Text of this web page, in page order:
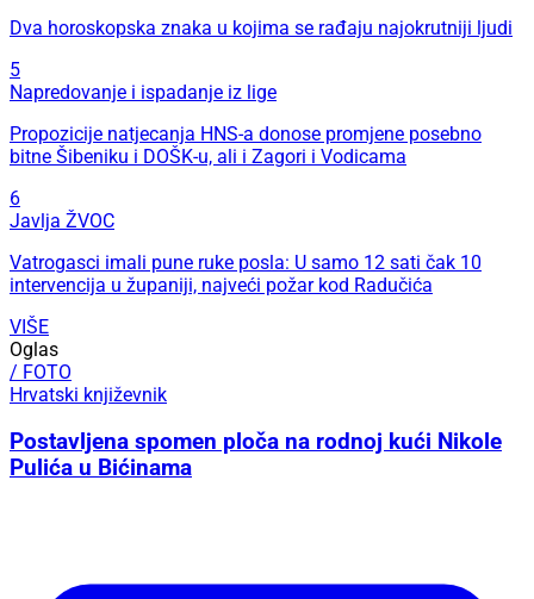
Dva horoskopska znaka u kojima se rađaju najokrutniji ljudi
5
Napredovanje i ispadanje iz lige
Propozicije natjecanja HNS-a donose promjene posebno
bitne Šibeniku i DOŠK-u, ali i Zagori i Vodicama
6
Javlja ŽVOC
Vatrogasci imali pune ruke posla: U samo 12 sati čak 10
intervencija u županiji, najveći požar kod Radučića
VIŠE
Oglas
/ FOTO
Hrvatski književnik
Postavljena spomen ploča na rodnoj kući Nikole
Pulića u Bićinama